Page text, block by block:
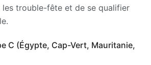
trouble-fête et de se qualifier
C (Égypte, Cap-Vert, Mauritanie,